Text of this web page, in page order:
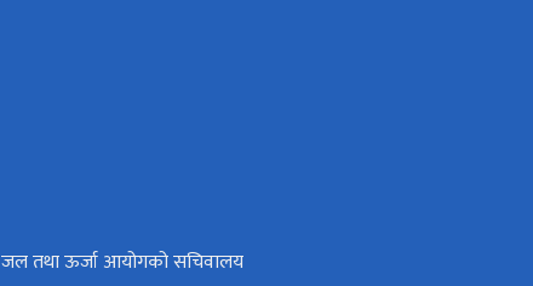
जल तथा ऊर्जा आयोगको सचिवालय